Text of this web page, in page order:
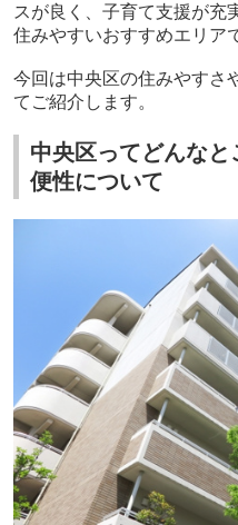
スが良く、子育て支援が充
住みやすいおすすめエリア
今回は中央区の住みやすさ
てご紹介します。
中央区ってどんなと
便性について